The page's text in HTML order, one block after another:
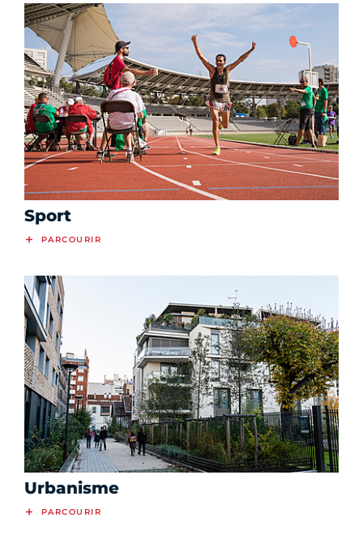
Sport
PARCOURIR
Urbanisme
PARCOURIR